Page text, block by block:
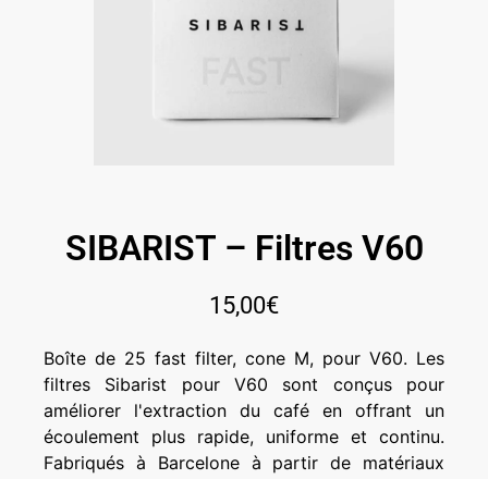
SIBARIST – Filtres V60
15,00€
Boîte de 25 fast filter, cone M, pour V60. Les
filtres Sibarist pour V60 sont conçus pour
améliorer l'extraction du café en offrant un
écoulement plus rapide, uniforme et continu.
Fabriqués à Barcelone à partir de matériaux